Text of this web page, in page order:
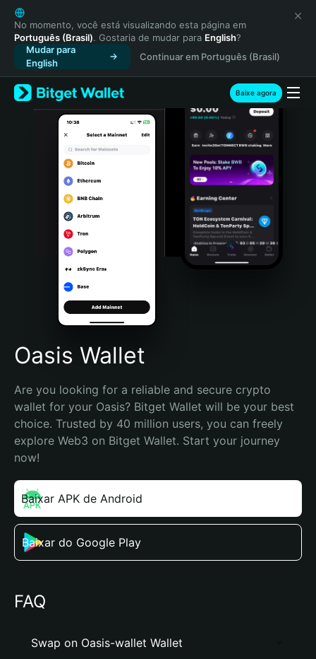
English
日本語
Tiếng Việt
Русский
Español (Latinoamérica)
Türkçe
Italiano
Português (Portugal)
Bahasa Indonesia
Português (Brasil)
Español (Argentina)
No momento, você está visualizando esta página em
Português (Brasil). Gostaria de mudar para English?
Mudar para
English
Continuar em Português (Brasil)
Baixe agora
Oasis Wallet
Are you looking for a reliable and secure crypto
wallet for your Oasis? Bitget Wallet will be your best
choice. Trusted by 40 million users, you can freely
explore Web3 on Bitget Wallet. Start your journey
now!
Baixar APK de Android
Baixar do Google Play
FAQ
Swap on Oasis-wallet Wallet